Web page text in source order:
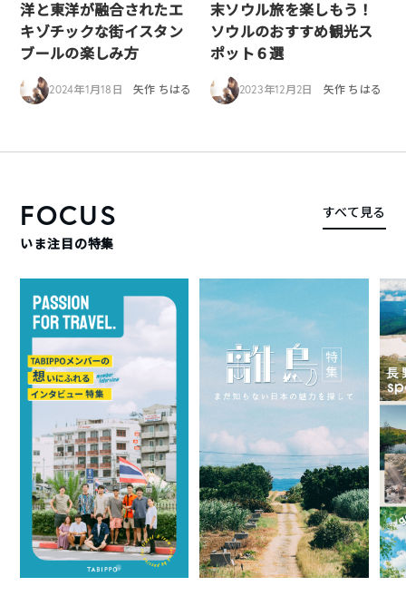
洋と東洋が融合されたエ
キゾチックな街イスタン
ブールの楽しみ方
2024年1月18日 矢作 ちはる
末ソウル旅を楽しもう！
ソウルのおすすめ観光ス
ポット６選
2023年12月2日 矢作 ちはる
FOCUS
いま注目の特集
すべて見る